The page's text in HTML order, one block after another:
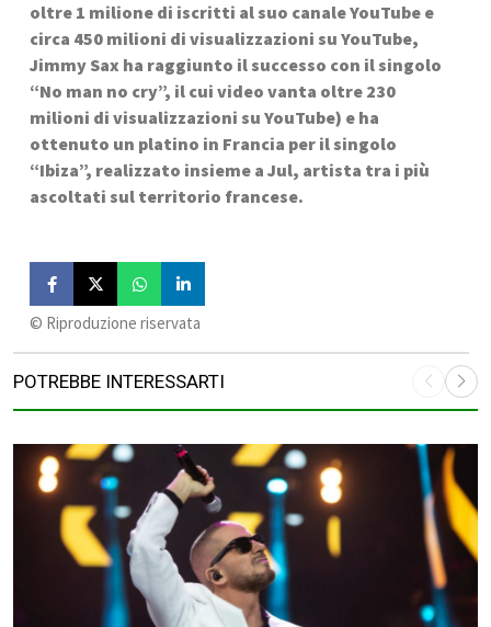
oltre 1 milione di iscritti al suo canale YouTube e
circa 450 milioni di visualizzazioni su YouTube,
Jimmy Sax ha raggiunto il successo con il singolo
“No man no cry”, il cui video vanta oltre 230
milioni di visualizzazioni su YouTube) e ha
ottenuto un platino in Francia per il singolo
“Ibiza”, realizzato insieme a Jul, artista tra i più
ascoltati sul territorio francese.
©️ Riproduzione riservata
POTREBBE INTERESSARTI